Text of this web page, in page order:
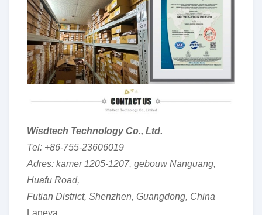
Wisdtech Technology Co., Ltd.
Tel: +86-755-23606019
Adres: kamer 1205-1207, gebouw Nanguang,
Huafu Road,
Futian District, Shenzhen, Guangdong, China
Laneya.